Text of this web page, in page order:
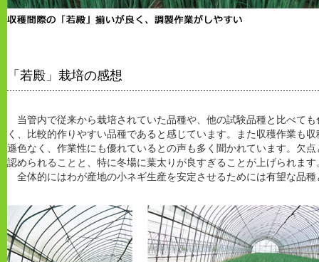
「若殿」栽培の感想
当管内で従来から栽培されていた品種や、他の試験品種と比べて
く、比較的作りやすい品種であると感じています。また収穫作業も
遜色なく、作業性にも優れているとの声も多く聞かれています。欠
認められることと、特に冬場に葉太りが良すぎることが上げられます
全体的にはわが産地の小ネギ生産を安定させるためには有望な品種